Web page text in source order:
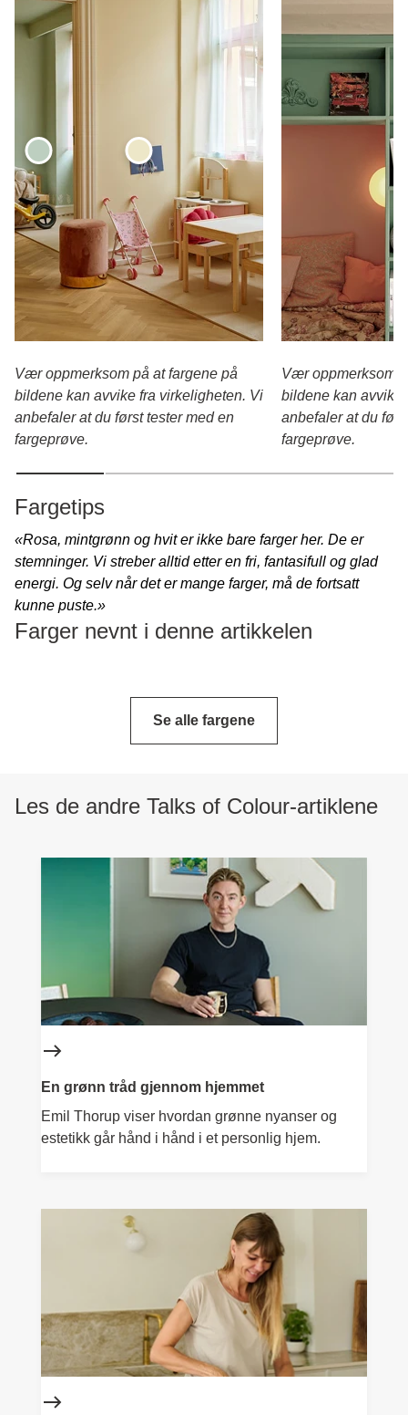
Vær oppmerksom på at fargene på
bildene kan avvike fra virkeligheten. Vi
anbefaler at du først tester med en
fargeprøve.
Vær oppmerksom
bildene kan avvike
anbefaler at du
fargeprøve.
Fargetips
«Rosa, mintgrønn og hvit er ikke bare farger her. De er
stemninger. Vi streber alltid etter en fri, fantasifull og glad
energi. Og selv når det er mange farger, må de fortsatt
kunne puste.»
Farger nevnt i denne artikkelen
Se alle fargene
Les de andre Talks of Colour-artiklene
En grønn tråd gjennom hjemmet
Emil Thorup viser hvordan grønne nyanser og
estetikk går hånd i hånd i et personlig hjem.